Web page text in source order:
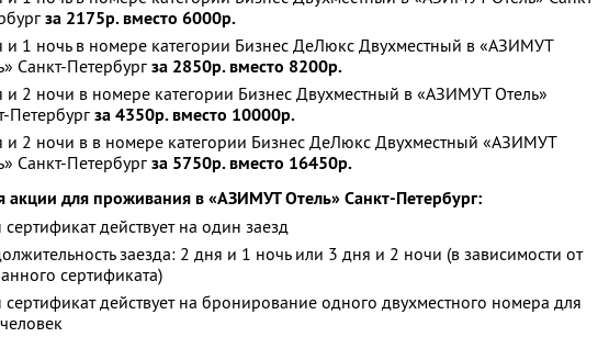
за 2175р. вместо 6000р.
и 1 ночь в номере категории Бизнес ДеЛюкс Двухместный в «АЗИМУТ
Санкт-Петербург за 2850р. вместо 8200р.
и 2 ночи в номере категории Бизнес Двухместный в «АЗИМУТ Отель»
Петербург за 4350р. вместо 10000р.
и 2 ночи в в номере категории Бизнес ДеЛюкс Двухместный «АЗИМУТ
Санкт-Петербург за 5750р. вместо 16450р.
акции для проживания в «АЗИМУТ Отель» Санкт-Петербург:
действует на один заезд
заезда: 2 дня и 1 ночь или 3 дня и 2 ночи (в зависимости от
сертификата)
действует на бронирование одного двухместного номера для